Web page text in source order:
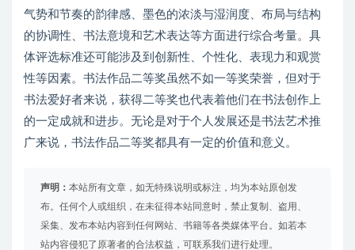
气势和节奏的韵律感、墨色的浓淡与湿润度、布局与结构
的协调性、书法意境和艺术表达等方面进行综合考量。具
体评选标准还可能涉及到创新性、个性化、表现力和观赏
性等因素。书法作品二等奖虽然不如一等奖荣誉，但对于
书法爱好者来说，获得二等奖也代表着他们在书法创作上
的一定成就和进步。无论是对于个人发展还是书法艺术推
广来说，书法作品二等奖都具有一定的价值和意义。
声明： 本站所有文章，如无特殊说明或标注，均为本站原创发
布。任何个人或组织，在未征得本站同意时，禁止复制、盗用、
采集、发布本站内容到任何网站、书籍等各类媒体平台。如若本
站内容侵犯了原著者的合法权益，可联系我们进行处理。